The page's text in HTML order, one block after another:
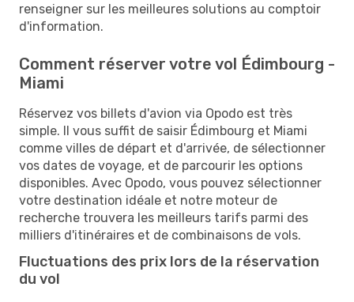
renseigner sur les meilleures solutions au comptoir
d'information.
Comment réserver votre vol Édimbourg -
Miami
Réservez vos billets d'avion via Opodo est très
simple. Il vous suffit de saisir Édimbourg et Miami
comme villes de départ et d'arrivée, de sélectionner
vos dates de voyage, et de parcourir les options
disponibles. Avec Opodo, vous pouvez sélectionner
votre destination idéale et notre moteur de
recherche trouvera les meilleurs tarifs parmi des
milliers d'itinéraires et de combinaisons de vols.
Fluctuations des prix lors de la réservation
du vol